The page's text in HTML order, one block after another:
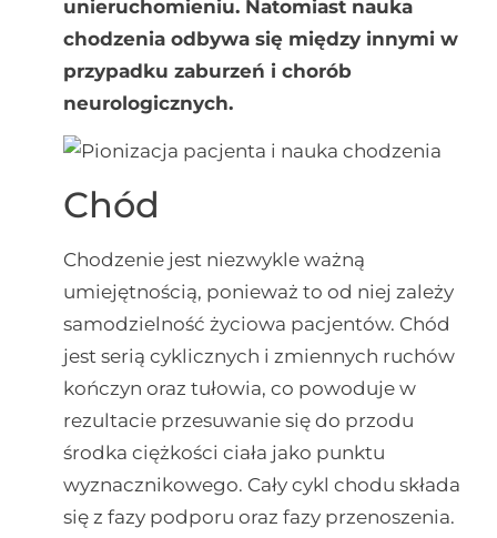
unieruchomieniu. Natomiast nauka
chodzenia odbywa się między innymi w
przypadku zaburzeń i chorób
neurologicznych.
Chód
Chodzenie jest niezwykle ważną
umiejętnością, ponieważ to od niej zależy
samodzielność życiowa pacjentów. Chód
jest serią cyklicznych i zmiennych ruchów
kończyn oraz tułowia, co powoduje w
rezultacie przesuwanie się do przodu
środka ciężkości ciała jako punktu
wyznacznikowego. Cały cykl chodu składa
się z fazy podporu oraz fazy przenoszenia.